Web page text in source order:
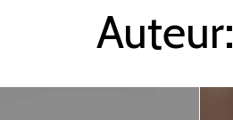
Auteur: